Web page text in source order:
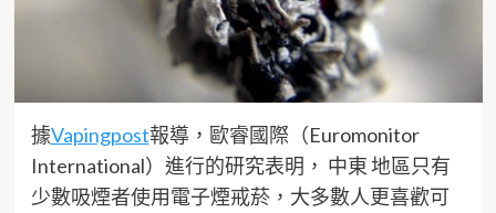
據Vapingpost報導，歐睿國際（Euromonitor
International）進行的研究表明， 中東 地區只有
少數吸煙者使用電子煙戒菸，大多數人更喜歡可